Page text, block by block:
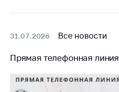
(отсутствия)
антимонопольного
законодательства
Предостережения и
31.07.2026 Все новости
Прямая телефонная линия